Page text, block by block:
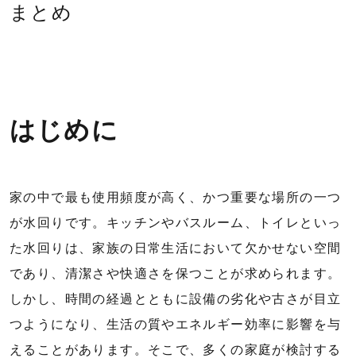
まとめ
はじめに
家の中で最も使用頻度が高く、かつ重要な場所の一つ
が水回りです。キッチンやバスルーム、トイレといっ
た水回りは、家族の日常生活において欠かせない空間
であり、清潔さや快適さを保つことが求められます。
しかし、時間の経過とともに設備の劣化や古さが目立
つようになり、生活の質やエネルギー効率に影響を与
えることがあります。そこで、多くの家庭が検討する